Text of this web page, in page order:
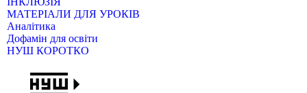
МАТЕРІАЛИ ДЛЯ УРОКІВ
Аналітика
Дофамін для освіти
НУШ КОРОТКО